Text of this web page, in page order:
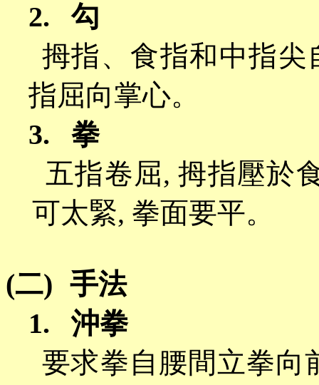
2.
勾
拇指、食指和中指尖
指屈向掌心。
3.
拳
五指卷屈,拇指壓於
可太緊, 拳面要平。
(二) 手法
1.
沖拳
要求拳自腰間立拳向